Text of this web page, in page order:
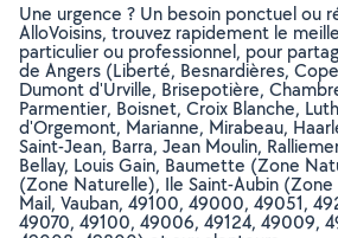
Une urgence ? Un besoin ponctuel ou
AlloVoisins, trouvez rapidement le
particulier ou professionnel, pour
de Angers (Liberté, Besnardières,
Dumont d'Urville, Brisepotière,
Parmentier, Boisnet, Croix Blanche,
d'Orgemont, Marianne, Mirabeau,
Saint-Jean, Barra, Jean Moulin,
Bellay, Louis Gain, Baumette (Zone
(Zone Naturelle), Ile Saint-Aubin
Mail, Vauban, 49100, 49000, 49051,
49070, 49100, 49006, 49124, 49009,